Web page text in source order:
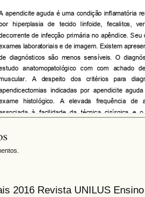
2016 Revista UNILUS